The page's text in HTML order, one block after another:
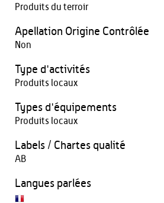
Produits du terroir
Apellation Origine Contrôlée
Non
Type d'activités
Produits locaux
Types d'équipements
Produits locaux
Labels / Chartes qualité
AB
Langues parlées